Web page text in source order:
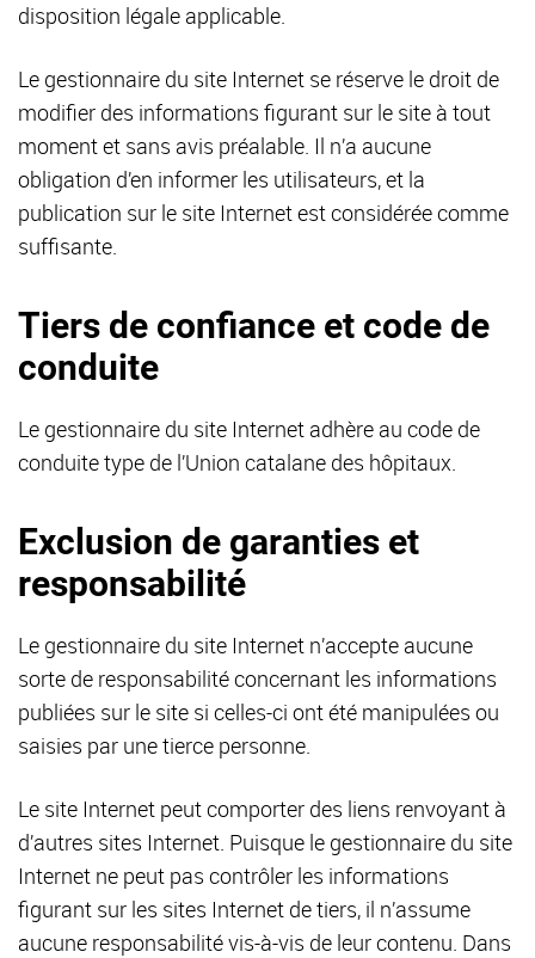
disposition légale applicable.
Le gestionnaire du site Internet se réserve le droit de
modifier des informations figurant sur le site à tout
moment et sans avis préalable. Il n’a aucune
obligation d’en informer les utilisateurs, et la
publication sur le site Internet est considérée comme
suffisante.
Tiers de confiance et code de
conduite
Le gestionnaire du site Internet adhère au code de
conduite type de l’Union catalane des hôpitaux.
Exclusion de garanties et
responsabilité
Le gestionnaire du site Internet n’accepte aucune
sorte de responsabilité concernant les informations
publiées sur le site si celles-ci ont été manipulées ou
saisies par une tierce personne.
Le site Internet peut comporter des liens renvoyant à
d’autres sites Internet. Puisque le gestionnaire du site
Internet ne peut pas contrôler les informations
figurant sur les sites Internet de tiers, il n’assume
aucune responsabilité vis-à-vis de leur contenu. Dans